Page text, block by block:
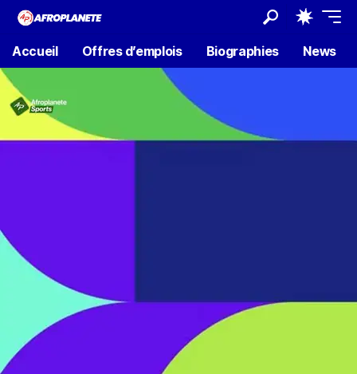
Accueil Offres d’emplois Biographies News